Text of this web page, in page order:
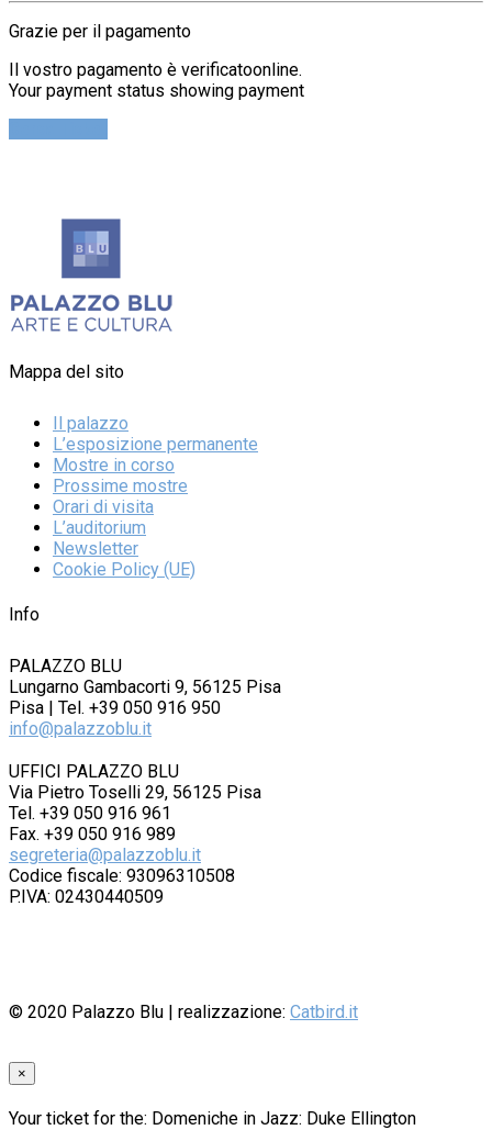
Grazie per il pagamento
Il vostro pagamento è verificatoonline.
Your payment status showing payment
Mappa del sito
Il palazzo
L’esposizione permanente
Mostre in corso
Prossime mostre
Orari di visita
L’auditorium
Newsletter
Cookie Policy (UE)
Info
PALAZZO BLU
Lungarno Gambacorti 9, 56125 Pisa
Pisa | Tel. +39 050 916 950
info@palazzoblu.it
UFFICI PALAZZO BLU
Via Pietro Toselli 29, 56125 Pisa
Tel. +39 050 916 961
Fax. +39 050 916 989
segreteria@palazzoblu.it
Codice fiscale: 93096310508
P.IVA: 02430440509
© 2020 Palazzo Blu | realizzazione: Catbird.it
×
Your ticket for the: Domeniche in Jazz: Duke Ellington